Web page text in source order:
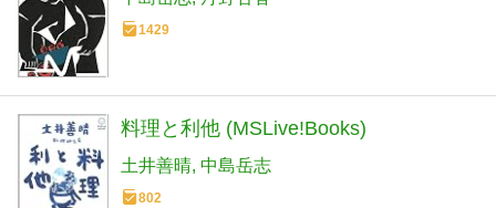
1429
料理と利他 (MSLive!Books)
土井善晴 中島岳志
802